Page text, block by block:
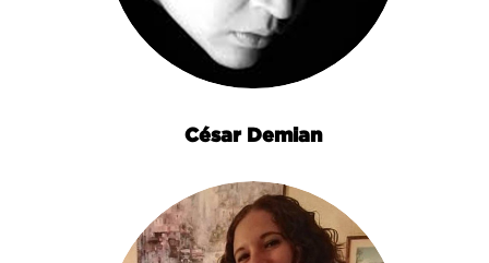
César Demian